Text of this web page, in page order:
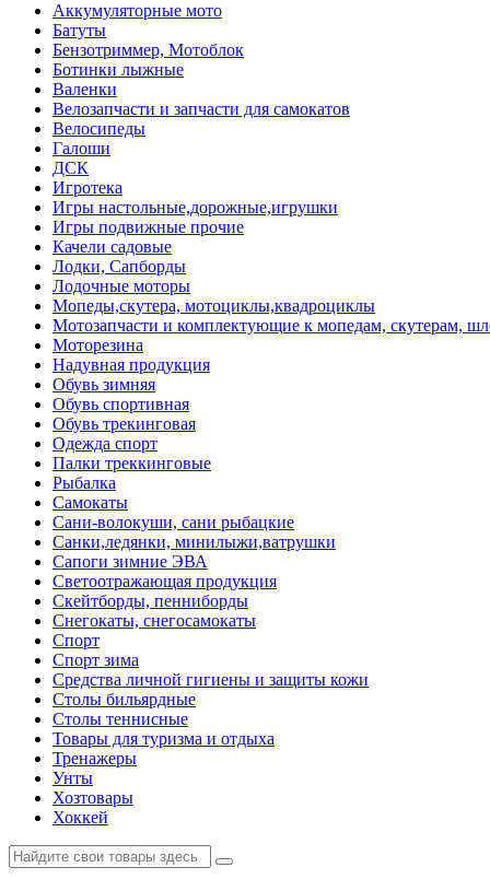
Аккумуляторные мото
Батуты
Бензотриммер, Мотоблок
Ботинки лыжные
Валенки
Велозапчасти и запчасти для самокатов
Велосипеды
Галоши
ДСК
Игротека
Игры настольные,дорожные,игрушки
Игры подвижные прочие
Качели садовые
Лодки, Сапборды
Лодочные моторы
Мопеды,скутера, мотоциклы,квадроциклы
Мотозапчасти и комплектующие к мопедам, скутерам,
Моторезина
Надувная продукция
Обувь зимняя
Обувь спортивная
Обувь трекинговая
Одежда спорт
Палки треккинговые
Рыбалка
Самокаты
Сани-волокуши, сани рыбацкие
Санки,ледянки, минилыжи,ватрушки
Сапоги зимние ЭВА
Светоотражающая продукция
Скейтборды, пенниборды
Снегокаты, снегосамокаты
Спорт
Спорт зима
Средства личной гигиены и защиты кожи
Столы бильярдные
Столы теннисные
Товары для туризма и отдыха
Тренажеры
Унты
Хозтовары
Хоккей